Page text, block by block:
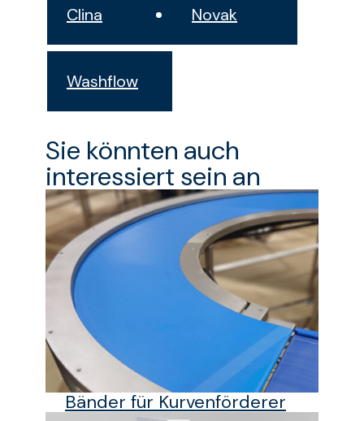
Clina Novak
Washflow
Sie könnten auch
interessiert sein an
Bänder für Kurvenförderer